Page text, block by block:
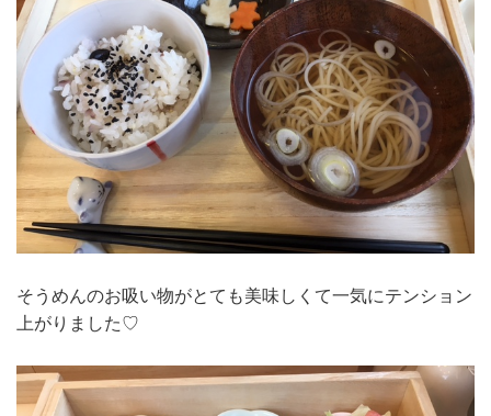
そうめんのお吸い物がとても美味しくて一気にテンション
上がりました♡